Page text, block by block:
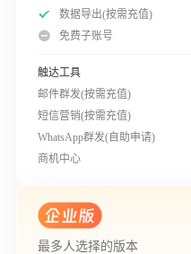
数据导出(按需充值)
免费子账号
触达工具
邮件群发(按需充值)
短信营销(按需充值)
WhatsApp群发(自助申请)
商机中心
最多人选择的版本